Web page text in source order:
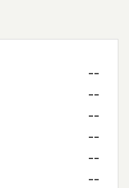
--
--
--
--
--
--